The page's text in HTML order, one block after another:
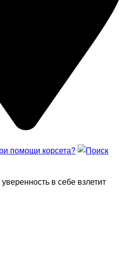
помощи корсета?
в себе взлетит